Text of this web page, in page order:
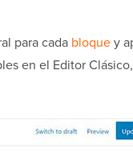
para cada bloquey
en el Editor